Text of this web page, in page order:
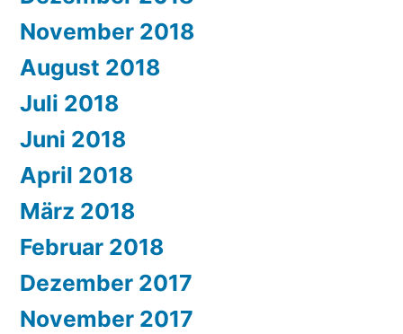
November 2018
August 2018
Juli 2018
Juni 2018
April 2018
März 2018
Februar 2018
Dezember 2017
November 2017